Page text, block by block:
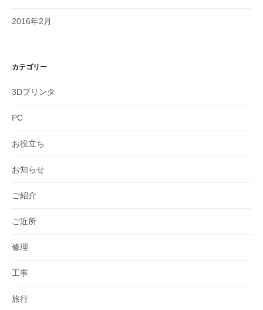
2016年2月
カテゴリー
3Dプリンタ
PC
お役立ち
お知らせ
ご紹介
ご近所
修理
工事
旅行